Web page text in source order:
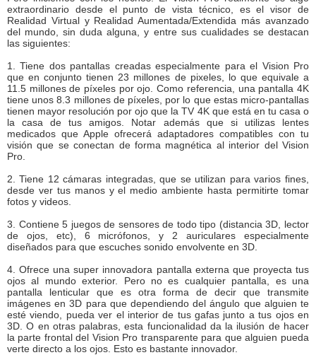
extraordinario desde el punto de vista técnico, es el visor de
Realidad Virtual y Realidad Aumentada/Extendida más avanzado
del mundo, sin duda alguna, y entre sus cualidades se destacan
las siguientes:
1. Tiene dos pantallas creadas especialmente para el Vision Pro
que en conjunto tienen 23 millones de pixeles, lo que equivale a
11.5 millones de píxeles por ojo. Como referencia, una pantalla 4K
tiene unos 8.3 millones de píxeles, por lo que estas micro-pantallas
tienen mayor resolución por ojo que la TV 4K que está en tu casa o
la casa de tus amigos. Notar además que si utilizas lentes
medicados que Apple ofrecerá adaptadores compatibles con tu
visión que se conectan de forma magnética al interior del Vision
Pro.
2. Tiene 12 cámaras integradas, que se utilizan para varios fines,
desde ver tus manos y el medio ambiente hasta permitirte tomar
fotos y videos.
3. Contiene 5 juegos de sensores de todo tipo (distancia 3D, lector
de ojos, etc), 6 micrófonos, y 2 auriculares especialmente
diseñados para que escuches sonido envolvente en 3D.
4. Ofrece una super innovadora pantalla externa que proyecta tus
ojos al mundo exterior. Pero no es cualquier pantalla, es una
pantalla lenticular que es otra forma de decir que transmite
imágenes en 3D para que dependiendo del ángulo que alguien te
esté viendo, pueda ver el interior de tus gafas junto a tus ojos en
3D. O en otras palabras, esta funcionalidad da la ilusión de hacer
la parte frontal del Vision Pro transparente para que alguien pueda
verte directo a los ojos. Esto es bastante innovador.